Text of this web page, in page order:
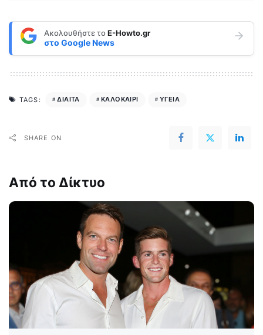
Ακολουθήστε τοE-Howto.gr
στο Google News
TAGS: ΔΙΑΙΤΑ ΚΑΛΟΚΑΙΡΙ ΥΓΕΙΑ
SHARE ON
Από το Δίκτυο